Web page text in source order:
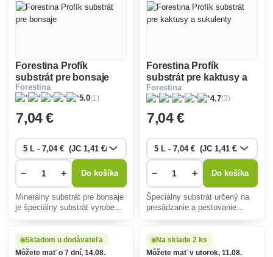
Forestina Profík
substrát pre bonsaje
Forestina
5.0(1)
7,04 €
− + Do košíka
Minerálny substrát pre bonsaje
je špeciálny substrát vyrobený
pemzy, lávy a zeolitu.
Forestina Profík
substrát pre kaktusy a
sukulenty
Forestina
4.7(3)
7,04 €
− + Do košíka
Špeciálny substrát určený na
presádzanie a pestovanie
Skladom u dodávateľa
Môžete mať o 7 dní, 14.08.
Na sklade 2 ks
Môžete mať v utorok, 11.08.